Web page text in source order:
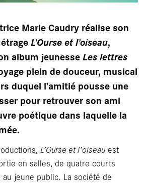
Marie Caudry réalise son
L’Ourse et l’oiseau,
album jeunesseLes lettres
plein de douceur, musical
duquel l’amitié pousse une
pour retrouver son ami
poétique dans laquelle la
L’Ourse et l’oiseauest
en salles, de quatre courts
jeune public. La société de